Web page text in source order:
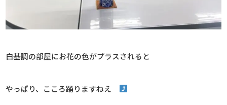
白基調の部屋にお花の色がプラスされると
やっぱり、こころ踊りますねえ